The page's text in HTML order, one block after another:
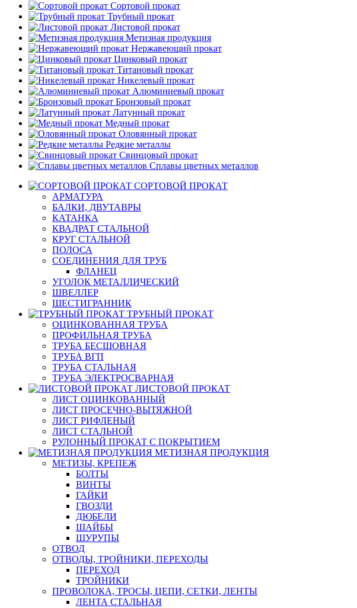
Сортовой прокат
Трубный прокат
Листовой прокат
Метизная продукция
Нержавеющий прокат
Цинковый прокат
Титановый прокат
Никелевый прокат
Алюминиевый прокат
Бронзовый прокат
Латунный прокат
Медный прокат
Оловянный прокат
Редкие металлы
Свинцовый прокат
Сплавы цветных металлов
СОРТОВОЙ ПРОКАТ
АРМАТУРА
БАЛКИ, ДВУТАВРЫ
КАТАНКА
КВАДРАТ СТАЛЬНОЙ
КРУГ СТАЛЬНОЙ
ПОЛОСА
СОЕДИНЕНИЯ ДЛЯ ТРУБ
ФЛАНЕЦ
УГОЛОК МЕТАЛЛИЧЕСКИЙ
ШВЕЛЛЕР
ШЕСТИГРАННИК
ТРУБНЫЙ ПРОКАТ
ОЦИНКОВАННАЯ ТРУБА
ПРОФИЛЬНАЯ ТРУБА
ТРУБА БЕСШОВНАЯ
ТРУБА ВГП
ТРУБА СТАЛЬНАЯ
ТРУБА ЭЛЕКТРОСВАРНАЯ
ЛИСТОВОЙ ПРОКАТ
ЛИСТ ОЦИНКОВАННЫЙ
ЛИСТ ПРОСЕЧНО-ВЫТЯЖНОЙ
ЛИСТ РИФЛЕНЫЙ
ЛИСТ СТАЛЬНОЙ
РУЛОННЫЙ ПРОКАТ С ПОКРЫТИЕМ
МЕТИЗНАЯ ПРОДУКЦИЯ
МЕТИЗЫ, КРЕПЕЖ
БОЛТЫ
ВИНТЫ
ГАЙКИ
ГВОЗДИ
ДЮБЕЛИ
ШАЙБЫ
ШУРУПЫ
ОТВОД
ОТВОДЫ, ТРОЙНИКИ, ПЕРЕХОДЫ
ПЕРЕХОД
ТРОЙНИКИ
ПРОВОЛОКА, ТРОСЫ, ЦЕПИ, СЕТКИ, ЛЕНТЫ
ЛЕНТА СТАЛЬНАЯ